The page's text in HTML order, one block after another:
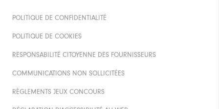
POLITIQUE DE CONFIDENTIALITÉ
POLITIQUE DE COOKIES
RESPONSABILITÉ CITOYENNE DES FOURNISSEURS
COMMUNICATIONS NON SOLLICITÉES
RÈGLEMENTS JEUX CONCOURS